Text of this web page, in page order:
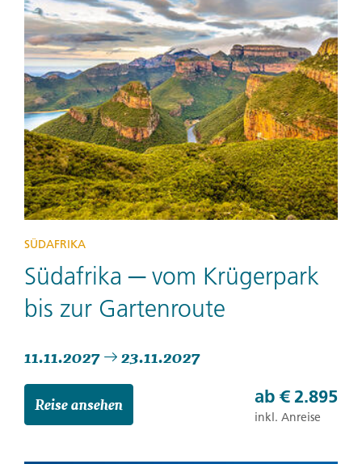
SÜDAFRIKA
Südafrika ─ vom Krügerpark
bis zur Gartenroute
11.11.2027 23.11.2027
Reise ansehen ab € 2.895
inkl. Anreise